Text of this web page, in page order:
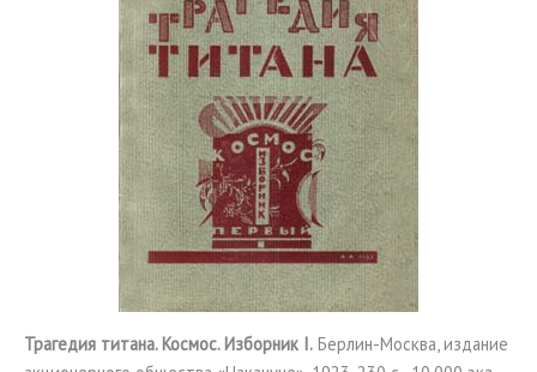
Трагедия титана. Космос. Изборник I. Берлин-Москва, издание